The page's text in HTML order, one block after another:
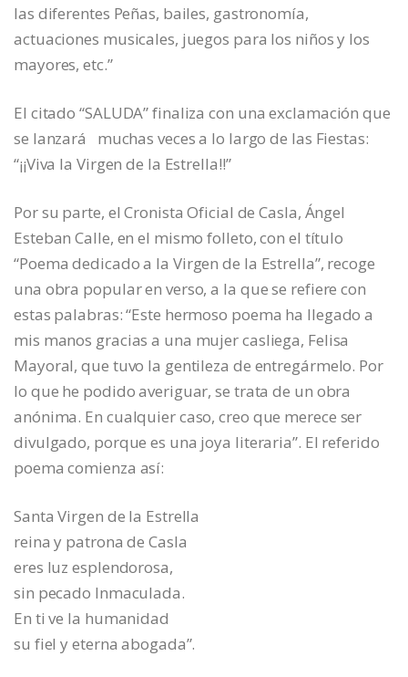
las diferentes Peñas, bailes, gastronomía,
actuaciones musicales, juegos para los niños y los
mayores, etc.”
El citado “SALUDA” finaliza con una exclamación que
se lanzará muchas veces a lo largo de las Fiestas:
“¡¡Viva la Virgen de la Estrella!!”
Por su parte, el Cronista Oficial de Casla, Ángel
Esteban Calle, en el mismo folleto, con el título
“Poema dedicado a la Virgen de la Estrella”, recoge
una obra popular en verso, a la que se refiere con
estas palabras: “Este hermoso poema ha llegado a
mis manos gracias a una mujer casliega, Felisa
Mayoral, que tuvo la gentileza de entregármelo. Por
lo que he podido averiguar, se trata de un obra
anónima. En cualquier caso, creo que merece ser
divulgado, porque es una joya literaria”. El referido
poema comienza así:
Santa Virgen de la Estrella
reina y patrona de Casla
eres luz esplendorosa,
sin pecado Inmaculada.
En ti ve la humanidad
su fiel y eterna abogada”.